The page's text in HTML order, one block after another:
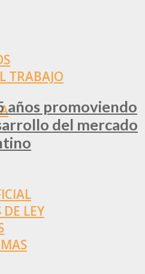
TRABAJO
DE LEY
años promoviendo
del mercado